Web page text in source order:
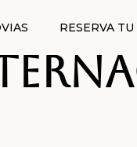
RESERVA